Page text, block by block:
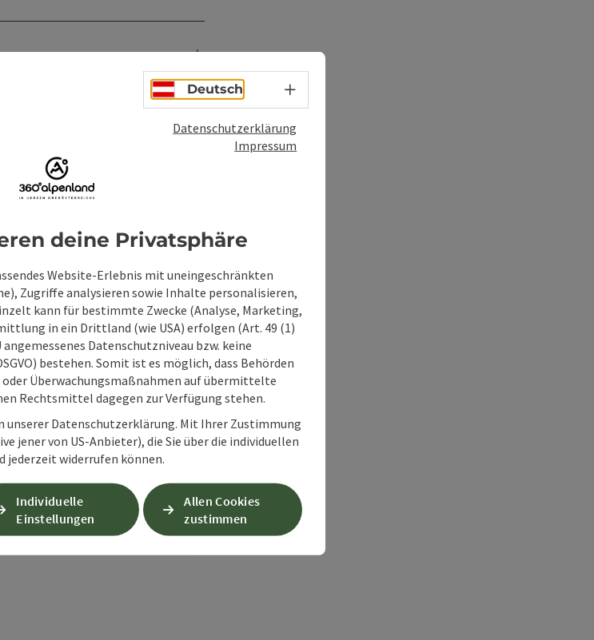
Beitrag drucken In der Nähe
Deutsch Sprachwahl - Menü öffnen
Datenschutzerklärung
Impressum
deine Privatsphäre
Website-Erlebnis mit uneingeschränkten
Zugriffe analysieren sowie Inhalte personalisieren,
kann für bestimmte Zwecke (Analyse, Marketing,
in ein Drittland (wie USA) erfolgen (Art. 49 (1)
angemessenes Datenschutzniveau bzw. keine
bestehen. Somit ist es möglich, dass Behörden
oder Überwachungsmaßnahmen auf übermittelte
Rechtsmittel dagegen zur Verfügung stehen.
unserer Datenschutzerklärung. Mit Ihrer Zustimmung
jener von US-Anbieter), die Sie über die individuellen
jederzeit widerrufen können.
Individuelle
Einstellungen
Allen Cookies
zustimmen